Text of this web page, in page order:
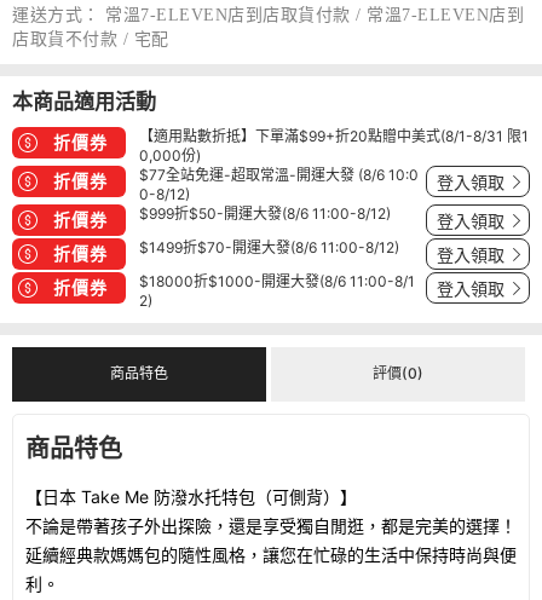
運送方式：
常溫7-ELEVEN店到店取貨付款 / 常溫7-ELEVEN店到
店取貨不付款 / 宅配
本商品適用活動
折價券
【適用點數折抵】下單滿$99+折20點贈中美式(8/1-8/31 限1
0,000份)
折價券
$77全站免運-超取常溫-開運大發 (8/6 10:0
0-8/12)
登入領取
折價券 $999折$50-開運大發(8/6 11:00-8/12) 登入領取
折價券 $1499折$70-開運大發(8/6 11:00-8/12) 登入領取
折價券
$18000折$1000-開運大發(8/6 11:00-8/1
2)
登入領取
商品特色 評價(0)
商品特色
【日本 Take Me 防潑水托特包（可側背）】
不論是帶著孩子外出探險，還是享受獨自閒逛，都是完美的選擇！
延續經典款媽媽包的隨性風格，讓您在忙碌的生活中保持時尚與便
利。